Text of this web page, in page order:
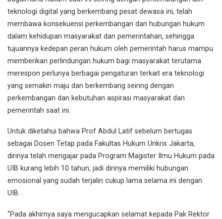
teknologi digital yang berkembang pesat dewasa ini, telah
membawa konsekuensi perkembangan dan hubungan hukum
dalam kehidupan masyarakat dan pemerintahan, sehingga
tujuannya kedepan peran hukum oleh pemerintah harus mampu
memberikan perlindungan hukum bagi masyarakat terutama
merespon perlunya berbagai pengaturan terkait era teknologi
yang semakin maju dan berkembang seiring dengan
perkembangan dan kebutuhan aspirasi masyarakat dan
pemerintah saat ini.
Untuk diketahui bahwa Prof Abdul Latif sebelum bertugas
sebagai Dosen Tetap pada Fakultas Hukum Unkris Jakarta,
dirinya telah mengajar pada Program Magister Ilmu Hukum pada
UIB kurang lebih 10 tahun, jadi dirinya memiliki hubungan
emosional yang sudah terjalin cukup lama selama ini dengan
UIB.
“Pada akhirnya saya mengucapkan selamat kepada Pak Rektor